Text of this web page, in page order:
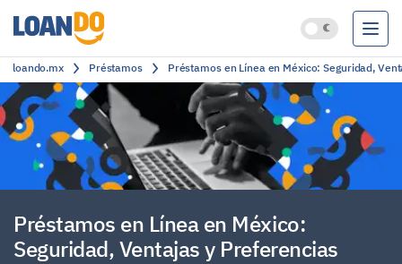
Préstamos
Créditos
Cuentas bancarias
Clasificación
loando.mx Préstamos Préstamos en Línea en México: Seguridad,
Préstamos en Línea en México:
Seguridad, Ventajas y Preferencias